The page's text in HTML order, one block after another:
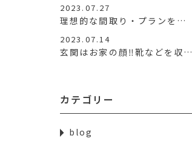
2023.07.27
理想的な間取り・プランを…
2023.07.14
玄関はお家の顔‼靴などを収…
カテゴリー
blog